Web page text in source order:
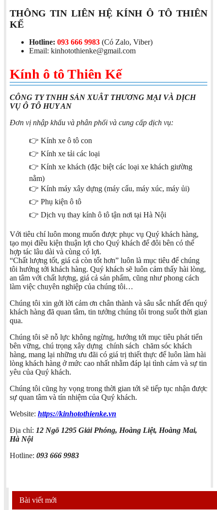
THÔNG TIN LIÊN HỆ KÍNH Ô TÔ THIÊN
KẾ
Hotline: 093 666 9983 (Có Zalo, Viber)
Email: kinhotothienke@gmail.com
Kính ô tô Thiên Kế
CÔNG TY TNHH SẢN XUÂT THƯƠNG MẠI VÀ DỊCH
VỤ Ô TÔ HUY AN
Đơn vị nhập khẩu và phân phối và cung cấp dịch vụ:
👉 Kính xe ô tô con
👉 Kính xe tải các loại
👉 Kính xe khách (đặc biệt các loại xe khách giường
nằm)
👉 Kính máy xây dựng (máy cẩu, máy xúc, máy ủi)
👉 Phụ kiện ô tô
👉 Dịch vụ thay kính ô tô tận nơi tại Hà Nội
Với tiêu chí luôn mong muốn được phục vụ Quý khách hàng,
tạo mọi điều kiện thuận lợi cho Quý khách để đôi bên có thể
hợp tác lâu dài và cùng có lợi.
“Chất lượng tốt, giá cả còn tốt hơn” luôn là mục tiêu để chúng
tôi hướng tới khách hàng. Quý khách sẽ luôn cảm thấy hài lòng,
an tâm với chất lượng, giá cả sản phẩm, cũng như phong cách
làm việc chuyên nghiệp của chúng tôi…
Chúng tôi xin gởi lời cảm ơn chân thành và sâu sắc nhất đến quý
khách hàng đã quan tâm, tin tưởng chúng tôi trong suốt thời gian
qua.
Chúng tôi sẽ nỗ lực không ngừng, hướng tới mục tiêu phát tiển
bên vững, chú trọng xây dựng chính sách chăm sóc khách
hàng, mang lại những ưu đãi có giá trị thiết thực để luôn làm hài
lòng khách hàng ở mức cao nhất nhằm đáp lại tình cảm và sự tin
yêu của Quý khách.
Chúng tôi cũng hy vọng trong thời gian tới sẽ tiếp tục nhận được
sự quan tâm và tín nhiệm của Quý khách.
Website: https://kinhotothienke.vn
Địa chỉ: 12 Ngõ 1295 Giải Phóng, Hoàng Liệt, Hoàng Mai,
Hà Nội
Hotline: 093 666 9983
Bài viết mới